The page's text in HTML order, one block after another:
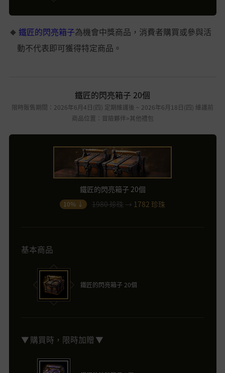
鐵匠的閃亮箱子為機會中獎商品，消費者購買或參與活
動不代表即可獲得特定商品。
鐵匠的閃亮箱子 20個
限時販售期間：2026年6月4日(四) 定期維護後 ~ 2026年6月18日(四) 維護前
商品位置：冒險夥伴>其他禮包
鐵匠的閃亮箱子 20個
10% ↓ 1980 珍珠→ 1782 珍珠
基本商品
鐵匠的閃亮箱子 20個
▼ 購買時，限時加贈 ▼